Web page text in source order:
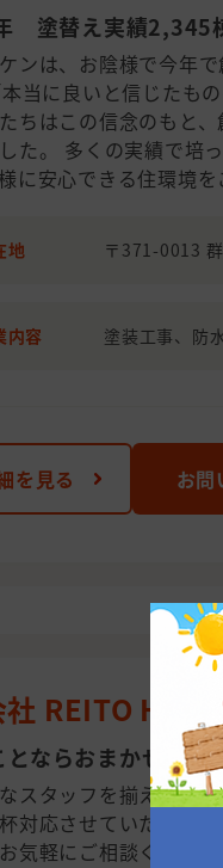
塗替え実績2,345
ンは、お陰様で今年
当に良いと信じたも
ちはこの信念のもと
た。 多くの実績で培
に安心できる住環境を
地 〒371-0013
内容 塗装工事、防
を見る お問
REITO
とならおまかせくだ
スタッフを揃えてい
対応させていただき
気軽にご相談くださ